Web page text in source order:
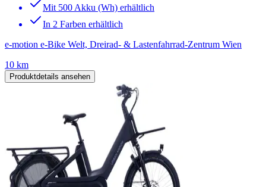
Mit 500 Akku (Wh) erhältlich
In 2 Farben erhältlich
e-motion e-Bike Welt, Dreirad- & Lastenfahrrad-Zentrum Wien
10 km
Produktdetails ansehen